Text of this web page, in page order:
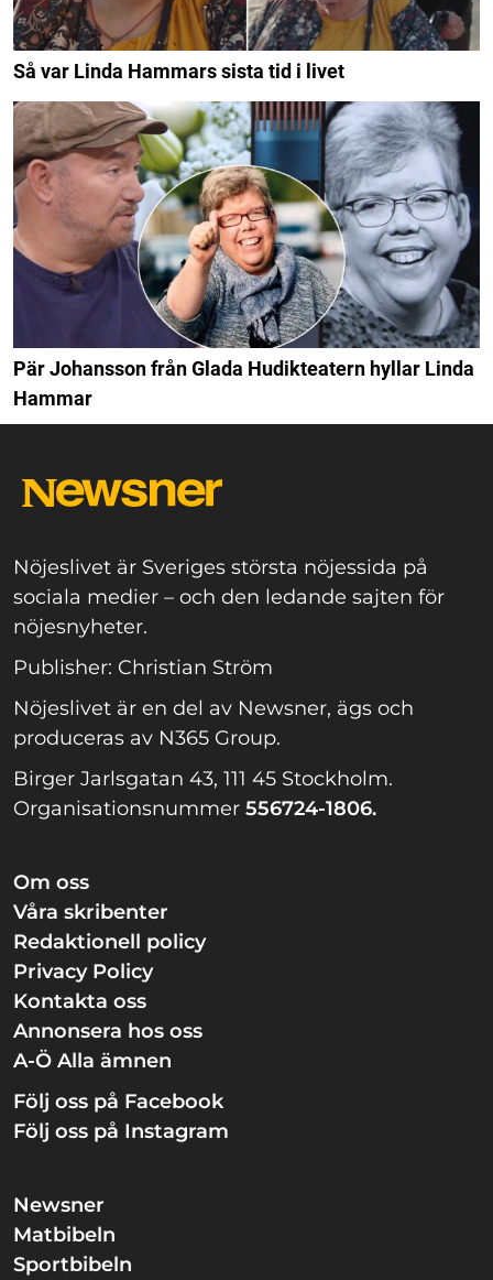
Så var Linda Hammars sista tid i livet
Pär Johansson från Glada Hudikteatern hyllar Linda
Hammar
Nöjeslivet är Sveriges största nöjessida på
sociala medier – och den ledande sajten för
nöjesnyheter.
Publisher: Christian Ström
Nöjeslivet är en del av Newsner, ägs och
produceras av N365 Group.
Birger Jarlsgatan 43, 111 45 Stockholm.
Organisationsnummer 556724-1806.
Om oss
Våra skribenter
Redaktionell policy
Privacy Policy
Kontakta oss
Annonsera hos oss
A-Ö Alla ämnen
Följ oss på Facebook
Följ oss på Instagram
Newsner
Matbibeln
Sportbibeln